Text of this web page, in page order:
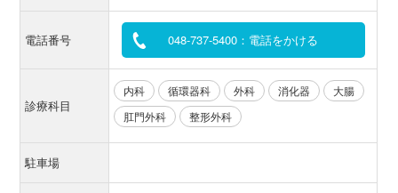
電話番号 048-737-5400：電話をかける
診療科目
内科 循環器科 外科 消化器
大腸
肛門外科
整形外科
駐車場